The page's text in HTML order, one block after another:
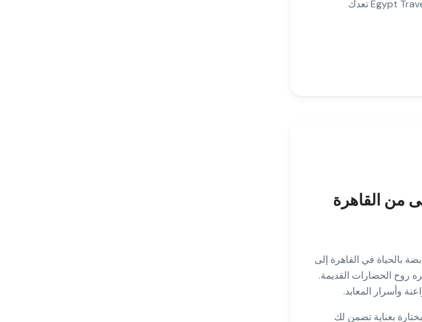
من مجرد معلم أثري؛ إنه بوابة خفية إلى قلب الحضارة المصرية القديمة. رحلة الأقصر مع Egypt Travel تعدك
من القاهرة
بالحياة في القاهرة إلى
روح الحضارات القديمة.
وأسرار المعابد.
بعناية تضمن لك